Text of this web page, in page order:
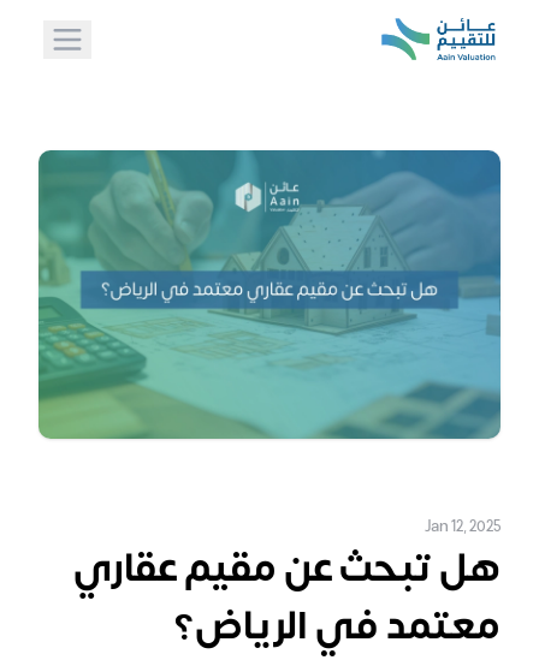
Jan 12, 2025
هل تبحث عن مقيم عقاري
معتمد في الرياض؟